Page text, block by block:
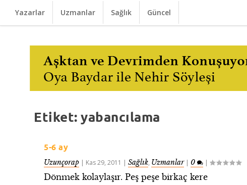
Yazarlar Uzmanlar Sağlık Güncel
Etiket:yabancılama
5-6 ay
Uzunçorap | Kas 29, 2011 |Sağlık, Uzmanlar| 0 |
Dönmek kolaylaşır. Peş peşe birkaç kere